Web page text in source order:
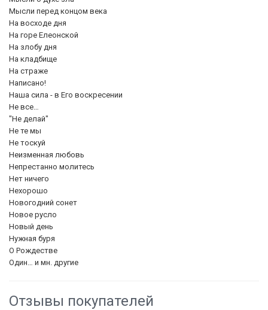
Мысли перед концом века
На восходе дня
На горе Елеонской
На злобу дня
На кладбище
На страже
Написано!
Наша сила - в Его воскресении
Не все…
"Не делай"
Не те мы
Не тоскуй
Неизменная любовь
Непрестанно молитесь
Нет ничего
Нехорошо
Новогодний сонет
Новое русло
Новый день
Нужная буря
О Рождестве
Один… и мн. другие
Отзывы покупателей